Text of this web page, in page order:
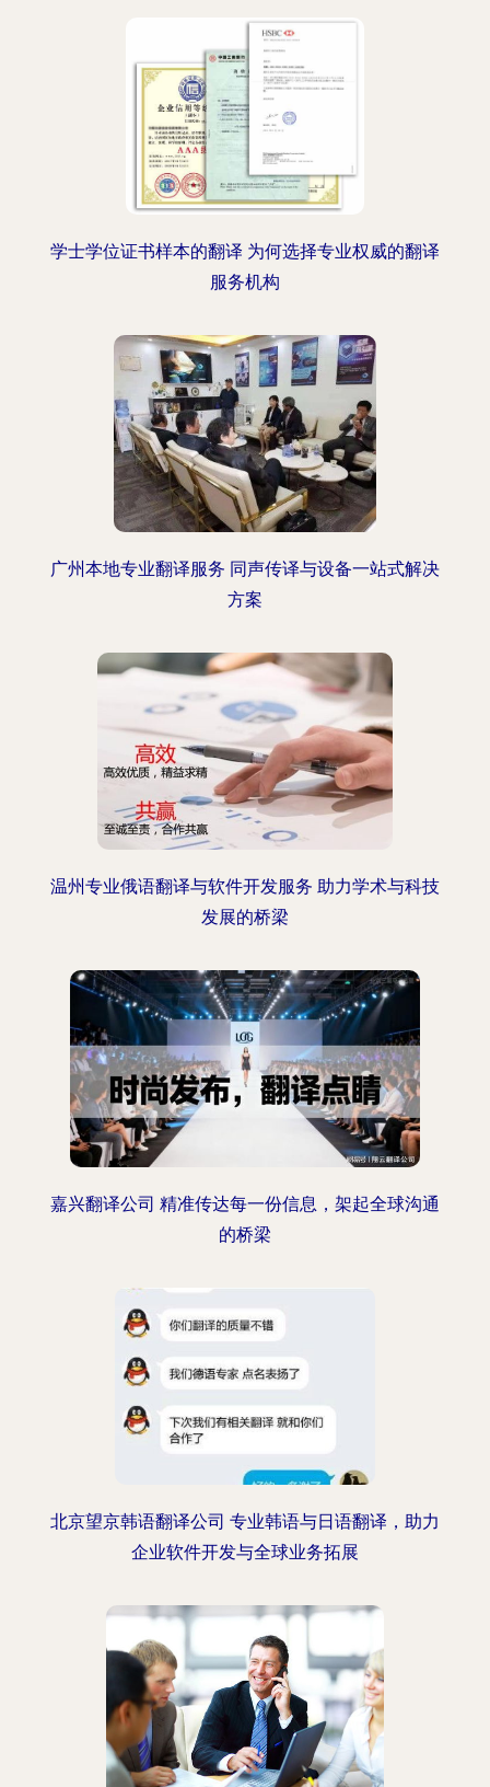
学士学位证书样本的翻译 为何选择专业权威的翻译
服务机构
广州本地专业翻译服务 同声传译与设备一站式解决
方案
温州专业俄语翻译与软件开发服务 助力学术与科技
发展的桥梁
嘉兴翻译公司 精准传达每一份信息，架起全球沟通
的桥梁
北京望京韩语翻译公司 专业韩语与日语翻译，助力
企业软件开发与全球业务拓展